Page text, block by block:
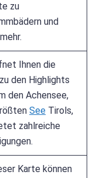
zu
und
Ihnen die
den Highlights
den Achensee,
See Tirols,
zahlreiche
Karte können